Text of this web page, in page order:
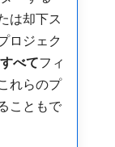
は却下ス
ロジェク
すべて​フィ
れらのプ
こともで